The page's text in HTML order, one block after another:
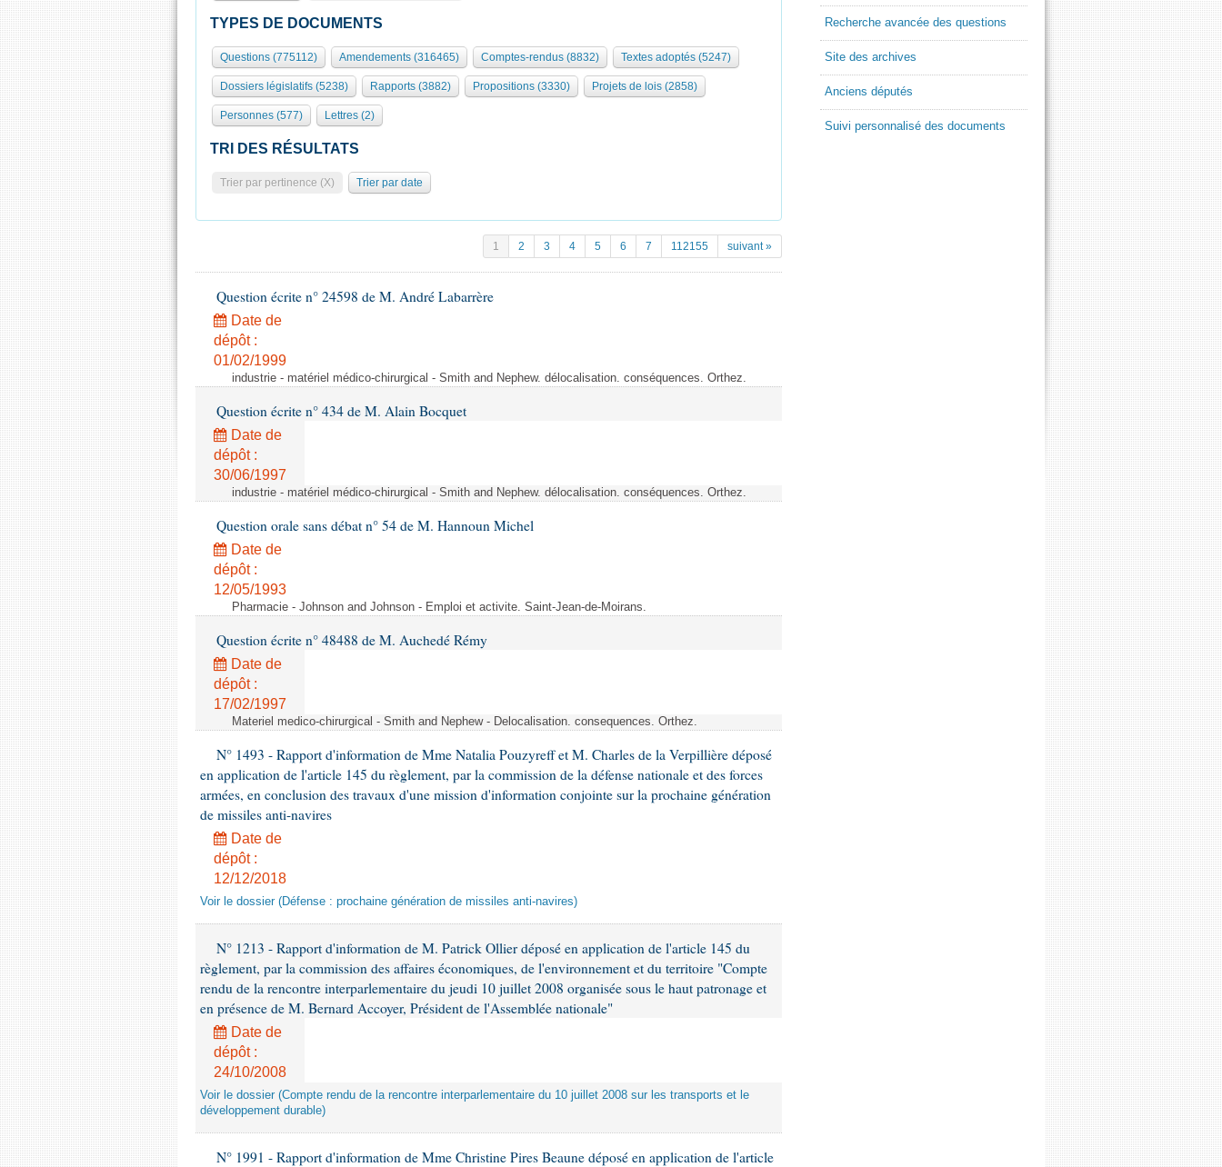
TYPES DE DOCUMENTS
Questions (775112) Amendements (316465) Comptes-rendus (8832) Textes adoptés (5247)
Dossiers législatifs (5238) Rapports (3882) Propositions (3330) Projets de lois (2858)
Personnes (577) Lettres (2)
TRI DES RÉSULTATS
Trier par pertinence (X) Trier par date
1 2 3 4 5 6 7 112155 suivant »
Question écrite n° 24598 de M. André Labarrère
Date de
dépôt :
01/02/1999
industrie - matériel médico-chirurgical - Smith and Nephew. délocalisation. conséquences. Orthez.
Question écrite n° 434 de M. Alain Bocquet
Date de
dépôt :
30/06/1997
industrie - matériel médico-chirurgical - Smith and Nephew. délocalisation. conséquences. Orthez.
Question orale sans débat n° 54 de M. Hannoun Michel
Date de
dépôt :
12/05/1993
Pharmacie - Johnson and Johnson - Emploi et activite. Saint-Jean-de-Moirans.
Question écrite n° 48488 de M. Auchedé Rémy
Date de
dépôt :
17/02/1997
Materiel medico-chirurgical - Smith and Nephew - Delocalisation. consequences. Orthez.
N° 1493 - Rapport d'information de Mme Natalia Pouzyreff et M. Charles de la Verpillière déposé
en application de l'article 145 du règlement, par la commission de la défense nationale et des forces
armées, en conclusion des travaux d'une mission d'information conjointe sur la prochaine génération
de missiles anti-navires
Date de
dépôt :
12/12/2018
Voir le dossier (Défense : prochaine génération de missiles anti-navires)
N° 1213 - Rapport d'information de M. Patrick Ollier déposé en application de l'article 145 du
règlement, par la commission des affaires économiques, de l'environnement et du territoire "Compte
rendu de la rencontre interparlementaire du jeudi 10 juillet 2008 organisée sous le haut patronage et
en présence de M. Bernard Accoyer, Président de l'Assemblée nationale"
Date de
dépôt :
24/10/2008
Voir le dossier (Compte rendu de la rencontre interparlementaire du 10 juillet 2008 sur les transports et le
développement durable)
N° 1991 - Rapport d'information de Mme Christine Pires Beaune déposé en application de l'article
Recherche avancée des questions
Site des archives
Anciens députés
Suivi personnalisé des documents